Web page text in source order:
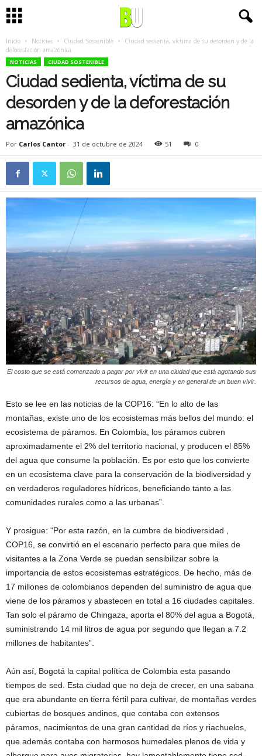
Inicio Noticias Ciudad Sostenible
Ciudad sedienta, víctima de su desorden y de la
deforestación amazónica
NOTICIAS CIUDAD SOSTENIBLE
Ciudad sedienta, víctima de su
desorden y de la deforestación
amazónica
Por Carlos Cantor - 31 de octubre de 2024 51 0
El costo que se está comenzado a pagar por vivir en una ciudad que está agotando sus
recursos de agua, energía y en general de un buen vivir.
Esto se lee en las noticias de la COP16: “En lo alto de las
montañas, existe uno de los ecosistemas más bellos del mundo: el
ecosistema de páramos. En Colombia, los páramos cubren
aproximadamente el 2% del territorio nacional, y producen el 85%
del agua que consume la población. Es por esto que los convierte
en un ecosistema clave para la conservación de la biodiversidad y
en verdaderos reguladores hídricos, beneficiando tanto a las
comunidades rurales como a las urbanas”.
Y prosigue: “Por esta razón, en la cumbre de biodiversidad ,
COP16, se convirtió en el escenario perfecto para que miles de
visitantes a la Zona Verde se puedan sensibilizar sobre la
importancia de estos ecosistemas estratégicos. De hecho, más de
17 millones de colombianos dependen del suministro de agua que
viene de los páramos y abastecen en total a 16 ciudades capitales.
Tan solo el páramo de Chingaza, aporta el 80% del agua a Bogotá,
suministrando 14 mil litros de agua por segundo que llegan a 7.2
millones de habitantes”.
Aún así, Bogotá la capital política de Colombia esta pasando
tiempos de sed. Esta ciudad que no deja de crecer, en una sabana
que era abundante en tierra fértil para cultivar, de montañas verdes
cubiertas de bosques andinos, que contaba con extensos
páramos, nacimientos de una gran cantidad de ríos y riachuelos,
que además contaba con hermosos humedales plenos de vida y